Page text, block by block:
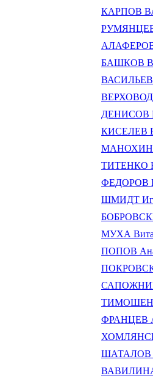
КАРПОВ
РУМЯНЦЕВ
БАШКОВ
ВАСИЛЬЕВ
ВЕРХОВОД
ДЕНИСОВ
КИСЕЛЕВ
МАНОХИН
ТИТЕНКО
ФЕДОРОВ
ШМИДТ
МУХА
ПОПОВ
ФРАНЦЕВ
ШАТАЛОВ
ВАВИЛИНА